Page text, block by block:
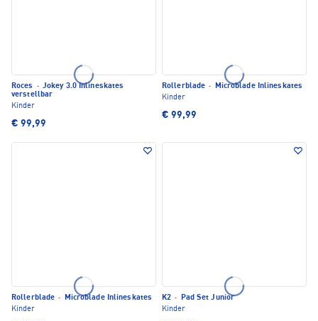
Roces · Jokey 3.0 Inlineskates
verstellbar
Kinder
€ 99,99
Rollerblade ·
Microblade Inlineskates
Kinder
€ 99,99
Rollerblade ·
Microblade Inlineskates
Kinder
K2 ·
Pad Set Junior
Kinder